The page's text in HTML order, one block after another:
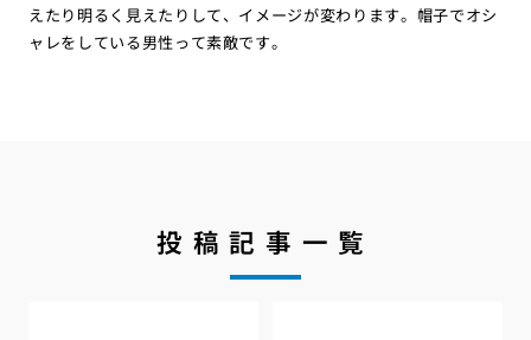
えたり明るく見えたりして、イメージが変わります。帽子でオシ
ャレをしている男性って素敵です。
投稿記事一覧